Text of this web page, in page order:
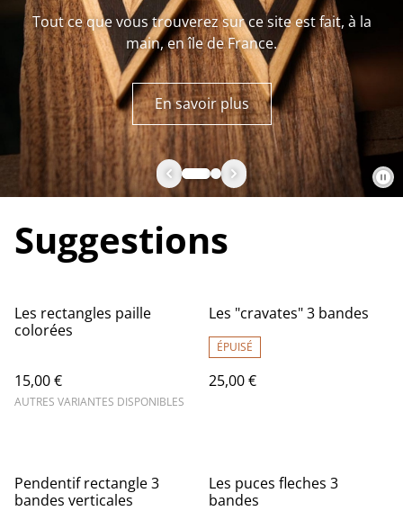
Tout ce que vous trouverez sur ce site est fait, à la
main, en île de France.
En savoir plus
Suggestions
Les rectangles paille
colorées
15,00 €
AUTRES VARIANTES DISPONIBLES
Les "cravates" 3 bandes
ÉPUISÉ
25,00 €
Pendentif rectangle 3
bandes verticales
Les puces fleches 3
bandes